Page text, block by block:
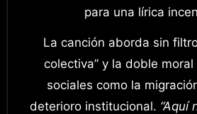
para una lírica
La canción aborda sin
colectiva” y la doble
sociales como la
deterioro institucional. “Aquí